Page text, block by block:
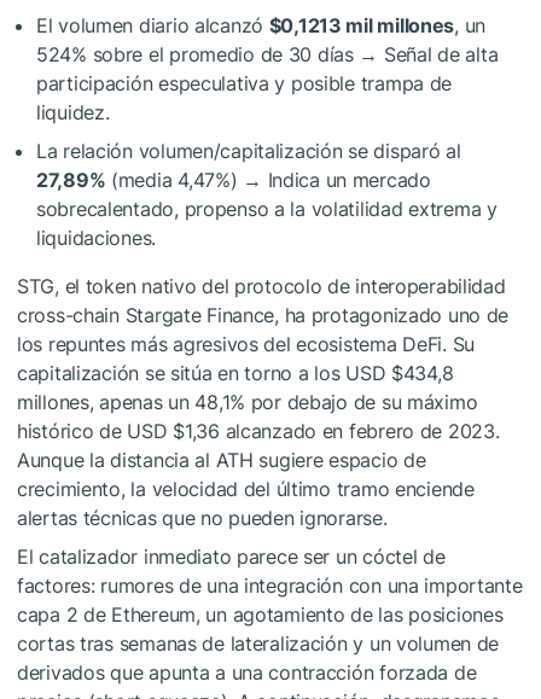
El volumen diario alcanzó $0,1213 mil millones, un
524% sobre el promedio de 30 días → Señal de alta
participación especulativa y posible trampa de
liquidez.
La relación volumen/capitalización se disparó al
27,89% (media 4,47%) → Indica un mercado
sobrecalentado, propenso a la volatilidad extrema y
liquidaciones.
STG, el token nativo del protocolo de interoperabilidad
cross-chain Stargate Finance, ha protagonizado uno de
los repuntes más agresivos del ecosistema DeFi. Su
capitalización se sitúa en torno a los USD $434,8
millones, apenas un 48,1% por debajo de su máximo
histórico de USD $1,36 alcanzado en febrero de 2023.
Aunque la distancia al ATH sugiere espacio de
crecimiento, la velocidad del último tramo enciende
alertas técnicas que no pueden ignorarse.
El catalizador inmediato parece ser un cóctel de
factores: rumores de una integración con una importante
capa 2 de Ethereum, un agotamiento de las posiciones
cortas tras semanas de lateralización y un volumen de
derivados que apunta a una contracción forzada de